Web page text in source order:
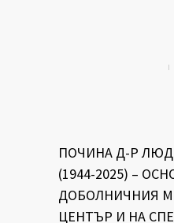
ПОЧИНА Д-Р
(1944-2025) –
ДОБОЛНИЧНИЯ
ЦЕНТЪР И НА